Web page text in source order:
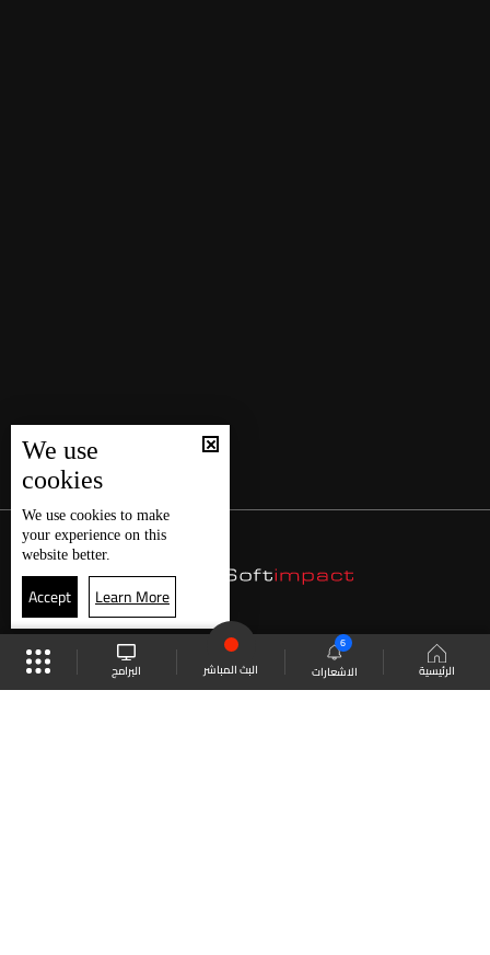
الرئيسية الاشعارات
6
البث المباشر البرامج
We use
cookies
We use cookies to make
your experience on this
website better.
Accept Learn More
موقع البرامج الجدول البث المباشر